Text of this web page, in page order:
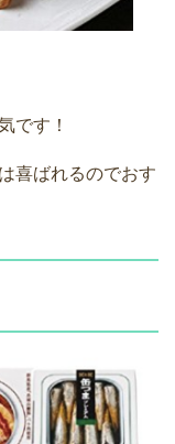
です！
喜ばれるのでおす